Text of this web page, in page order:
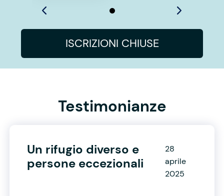
ISCRIZIONI CHIUSE
Testimonianze
Un rifugio diverso e
persone eccezionali
28
aprile
2025